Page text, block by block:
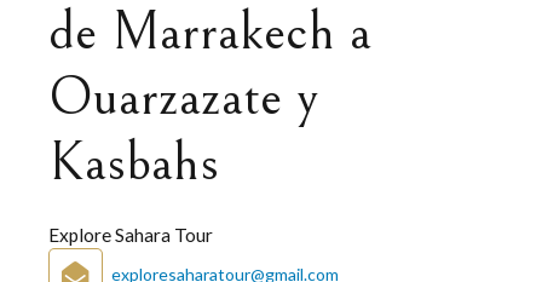
de Marrakech a
Ouarzazate y
Kasbahs
Explore Sahara Tour
exploresaharatour@gmail.com